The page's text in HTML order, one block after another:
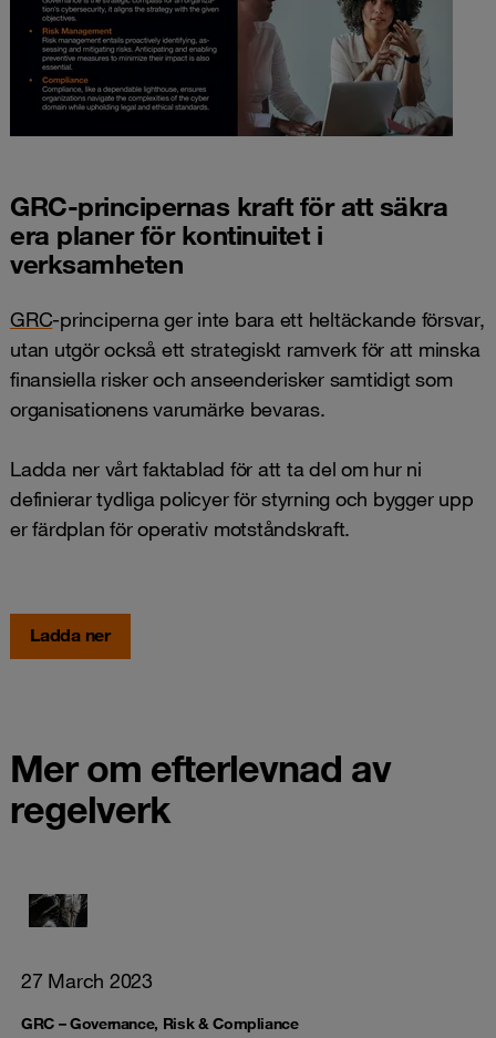
GRC-principernas kraft för att säkra
era planer för kontinuitet i
verksamheten
GRC-principerna ger inte bara ett heltäckande försvar,
utan utgör också ett strategiskt ramverk för att minska
finansiella risker och anseenderisker samtidigt som
organisationens varumärke bevaras.
Ladda ner vårt faktablad för att ta del om hur ni
definierar tydliga policyer för styrning och bygger upp
er färdplan för operativ motståndskraft.
Ladda ner
Mer om efterlevnad av
regelverk
27 March 2023
GRC – Governance, Risk & Compliance